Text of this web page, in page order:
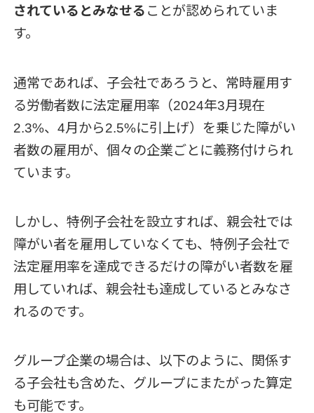
されているとみなせる ことが認められていま
す。
通常であれば、子会社であろうと、常時雇用す
る労働者数に法定雇用率（2024年3月現在
2.3%、4月から2.5%に引上げ）を乗じた障がい
者数の雇用が、個々の企業ごとに義務付けられ
ています。
しかし、特例子会社を設立すれば、親会社では
障がい者を雇用していなくても、特例子会社で
法定雇用率を達成できるだけの障がい者数を雇
用していれば、親会社も達成しているとみなさ
れるのです。
グループ企業の場合は、以下のように、関係す
る子会社も含めた、グループにまたがった算定
も可能です。